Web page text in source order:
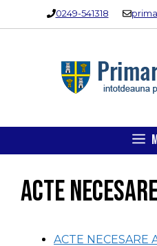
0249-541318
Acte
ACTE NECESARE